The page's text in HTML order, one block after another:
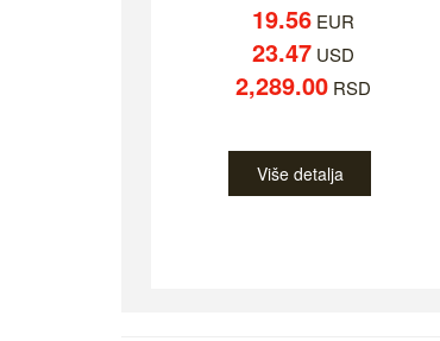
19.56EUR
23.47USD
2,289.00RSD
Više detalja